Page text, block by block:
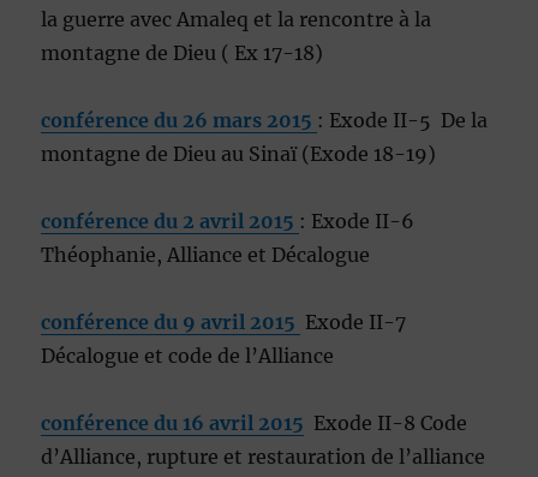
la guerre avec Amaleq et la rencontre à la
montagne de Dieu ( Ex 17-18)
conférence du 26 mars 2015 : Exode II-5 De la
montagne de Dieu au Sinaï (Exode 18-19)
conférence du 2 avril 2015 : Exode II-6
Théophanie, Alliance et Décalogue
conférence du 9 avril 2015 Exode II-7
Décalogue et code de l’Alliance
conférence du 16 avril 2015 Exode II-8 Code
d’Alliance, rupture et restauration de l’alliance